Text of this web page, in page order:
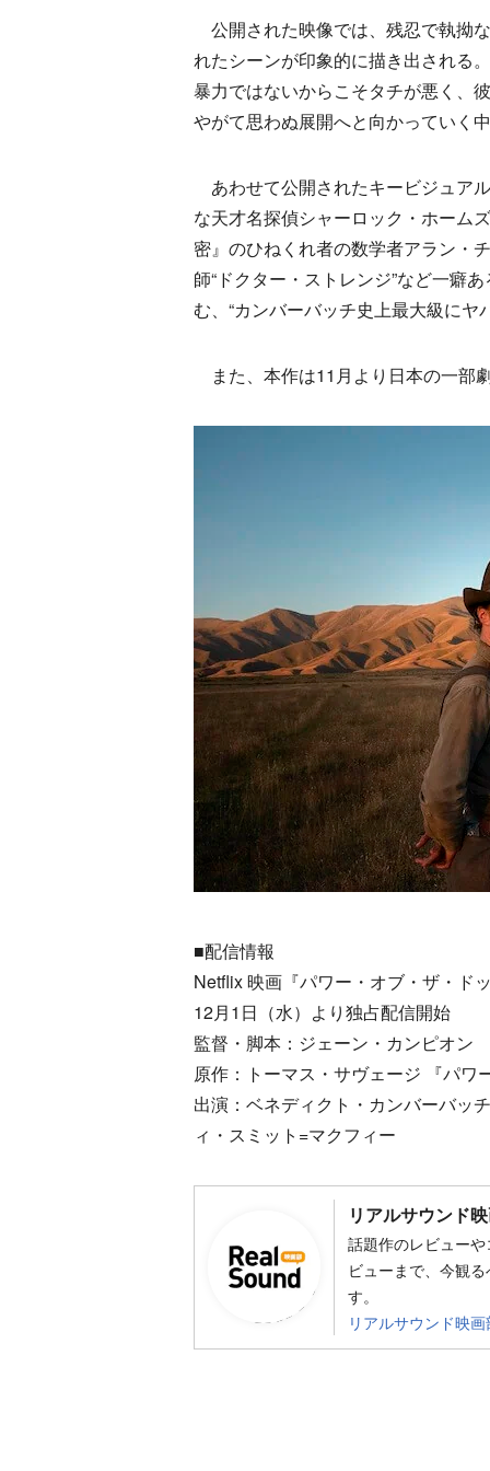
公開された映像では、残忍で執拗
れたシーンが印象的に描き出される
暴力ではないからこそタチが悪く、
やがて思わぬ展開へと向かっていく
あわせて公開されたキービジュア
な天才名探偵シャーロック・ホーム
密』のひねくれ者の数学者アラン・
師“ドクター・ストレンジ”など一癖
む、“カンバーバッチ史上最大級にヤ
また、本作は11月より日本の一部
■配信情報
Netflix 映画『パワー・オブ・ザ・ド
12月1日（水）より独占配信開始
監督・脚本：ジェーン・カンピオン
原作：トーマス・サヴェージ 『パワ
出演：ベネディクト・カンバーバッ
ィ・スミット=マクフィー
リアルサウンド
話題作のレビュー
ビューまで、今観
す。
リアルサウンド映